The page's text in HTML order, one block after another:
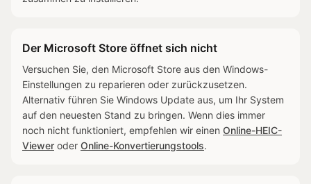
Der Microsoft Store öffnet sich nicht
Versuchen Sie, den Microsoft Store aus den Windows-
Einstellungen zu reparieren oder zurückzusetzen.
Alternativ führen Sie Windows Update aus, um Ihr System
auf den neuesten Stand zu bringen. Wenn dies immer
noch nicht funktioniert, empfehlen wir einen Online-HEIC-
Viewer oder Online-Konvertierungstools.